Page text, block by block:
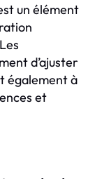
un élément
d’ajuster
également à
et